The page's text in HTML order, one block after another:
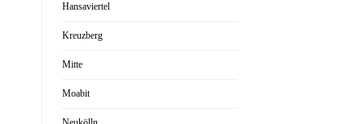
Hansaviertel
Kreuzberg
Mitte
Moabit